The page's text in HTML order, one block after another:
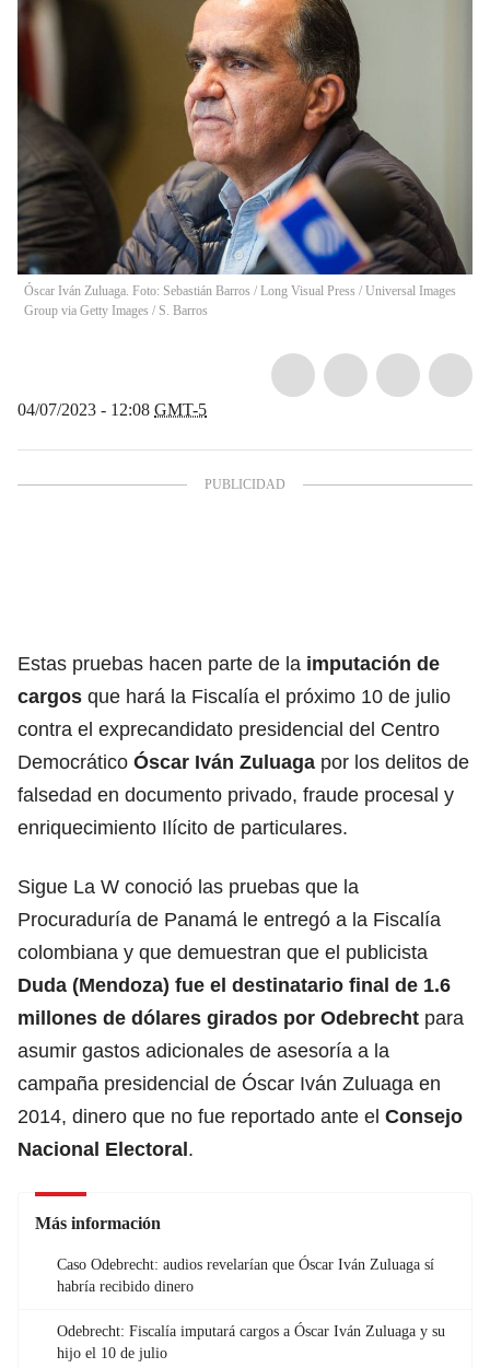
Óscar Iván Zuluaga. Foto: Sebastián Barros / Long Visual Press / Universal Images
Group via Getty Images / S. Barros
04/07/2023 - 12:08 GMT-5
Estas pruebas hacen parte de la imputación de
cargos que hará la Fiscalía el próximo 10 de julio
contra el exprecandidato presidencial del Centro
Democrático Óscar Iván Zuluaga por los delitos de
falsedad en documento privado, fraude procesal y
enriquecimiento Ilícito de particulares.
Sigue La W conoció las pruebas que la
Procuraduría de Panamá le entregó a la Fiscalía
colombiana y que demuestran que el publicista
Duda (Mendoza) fue el destinatario final de 1.6
millones de dólares girados por Odebrecht para
asumir gastos adicionales de asesoría a la
campaña presidencial de Óscar Iván Zuluaga en
2014, dinero que no fue reportado ante el Consejo
Nacional Electoral.
Más información
Caso Odebrecht: audios revelarían que Óscar Iván Zuluaga sí
habría recibido dinero
Odebrecht: Fiscalía imputará cargos a Óscar Iván Zuluaga y su
hijo el 10 de julio